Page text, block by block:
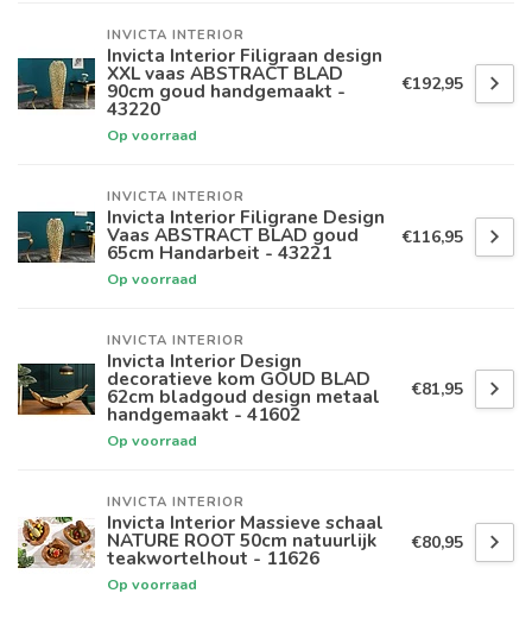
INVICTA INTERIOR
Invicta Interior Filigraan design
XXL vaas ABSTRACT BLAD
90cm goud handgemaakt -
43220
Op voorraad
€192,95
INVICTA INTERIOR
Invicta Interior Filigrane Design
Vaas ABSTRACT BLAD goud
65cm Handarbeit - 43221
Op voorraad
€116,95
INVICTA INTERIOR
Invicta Interior Design
decoratieve kom GOUD BLAD
62cm bladgoud design metaal
handgemaakt - 41602
Op voorraad
€81,95
INVICTA INTERIOR
Invicta Interior Massieve schaal
NATURE ROOT 50cm natuurlijk
teakwortelhout - 11626
Op voorraad
€80,95